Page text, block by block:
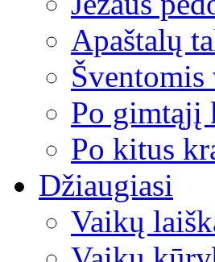
Apaštalų
Po gimtąjį
Po kitus
Džiaugiasi
Vaikų